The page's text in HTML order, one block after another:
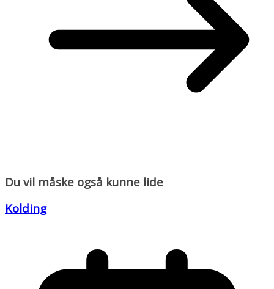
Du vil måske også kunne lide
Kolding